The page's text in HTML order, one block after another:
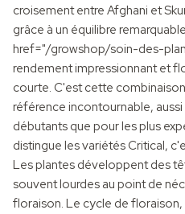
croisement entre Afghani et
grâce à un équilibre
href="/growshop/soin-des-
rendement impressionnant et
courte. C'est cette
référence incontournable,
débutants que pour les plus
distingue les variétés Critical,
Les plantes développent des
souvent lourdes au point de
floraison. Le cycle de